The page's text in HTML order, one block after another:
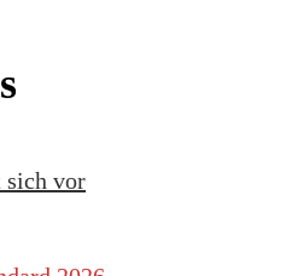
sich vor